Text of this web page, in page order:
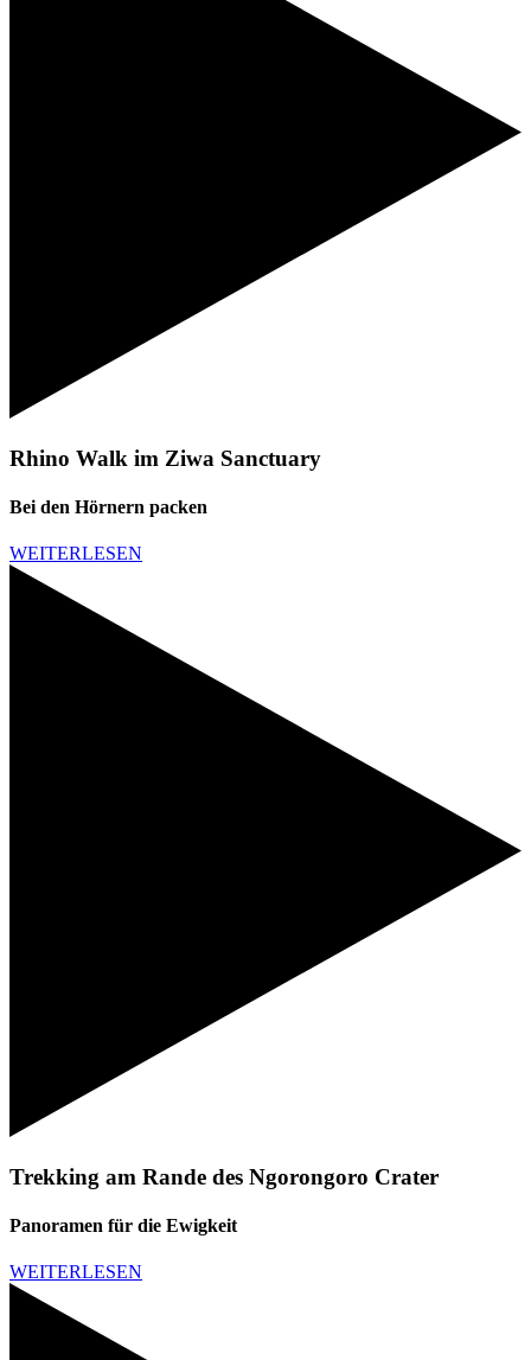
Rhino Walk im Ziwa Sanctuary
Bei den Hörnern packen
WEITERLESEN
Trekking am Rande des Ngorongoro Crater
Panoramen für die Ewigkeit
WEITERLESEN